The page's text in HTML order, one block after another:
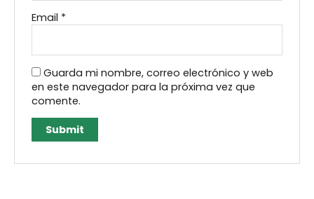
Email *
Guarda mi nombre, correo electrónico y web
en este navegador para la próxima vez que
comente.